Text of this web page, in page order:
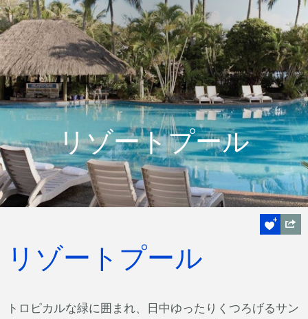
リゾートプール
リゾートプール
トロピカルな緑に囲まれ、日中ゆったりくつろげるサン